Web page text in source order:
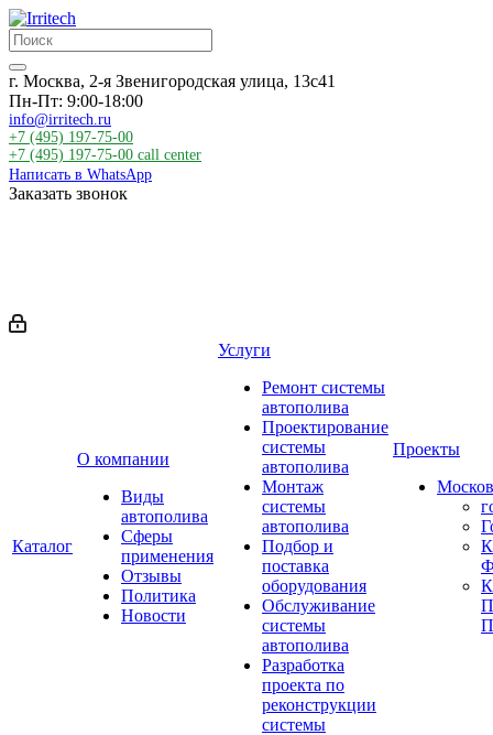
г. Москва, 2-я Звенигородская улица, 13с41
Пн-Пт: 9:00-18:00
info@irritech.ru
+7 (495) 197-75-00
+7 (495) 197-75-00 call center
Написать в WhatsApp
Заказать звонок
Каталог
О компании
Виды
автополива
Сферы
применения
Отзывы
Политика
Новости
Услуги
Ремонт системы
автополива
Проектирование
системы
автополива
Монтаж
системы
автополива
Подбор и
поставка
оборудования
Обслуживание
системы
автополива
Разработка
проекта по
реконструкции
системы
Проекты